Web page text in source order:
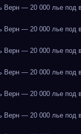
— 20 000 лье под
— 20 000 лье под
— 20 000 лье под
— 20 000 лье под
— 20 000 лье под
— 20 000 лье под